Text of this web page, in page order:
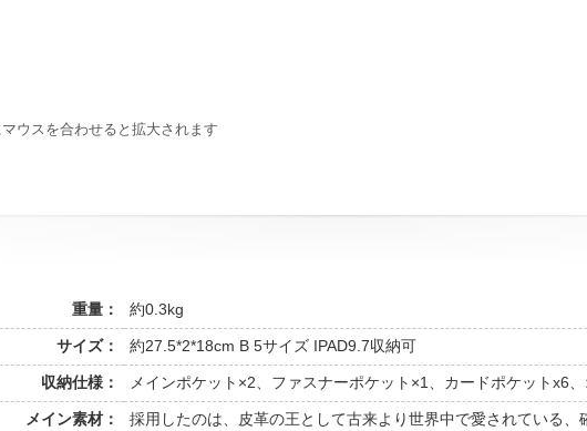
ウスを合わせると拡大されます
重量： 約0.3kg
サイズ： 約27.5*2*18cm B 5サイズ IPAD9.7収納可
収納仕様： メインポケット×2、ファスナーポケット×1、カードポケットx6
メイン素材：
採用したのは、皮革の王として古来より世界中で愛されている、